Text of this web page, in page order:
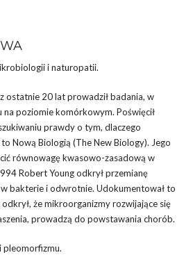
i naturopatii.
ostatnie 20 lat prowadził badania, w
na poziomie komórkowym. Poświęcił
prawdy o tym, dlaczego
Nową Biologią (The New Biology). Jego
równowagę kwasowo-zasadową w
Robert Young odkrył przemianę
bakterie i odwrotnie. Udokumentował to
że mikroorganizmy rozwijające się
prowadzą do powstawania chorób.
pleomorfizmu.